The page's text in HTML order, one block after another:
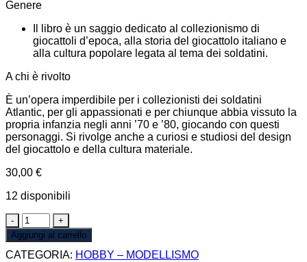
Genere
Il libro è un saggio dedicato al collezionismo di
giocattoli d’epoca, alla storia del giocattolo italiano e
alla cultura popolare legata al tema dei soldatini.
A chi è rivolto
È un’opera imperdibile per i collezionisti dei soldatini
Atlantic, per gli appassionati e per chiunque abbia vissuto la
propria infanzia negli anni ’70 e ’80, giocando con questi
personaggi. Si rivolge anche a curiosi e studiosi del design
del giocattolo e della cultura materiale.
30,00 €
12 disponibili
ATLANTIC
TUTTI
GLI
ESERCITI
Aggiungi al carrello
CATEGORIA: HOBBY – MODELLISMO